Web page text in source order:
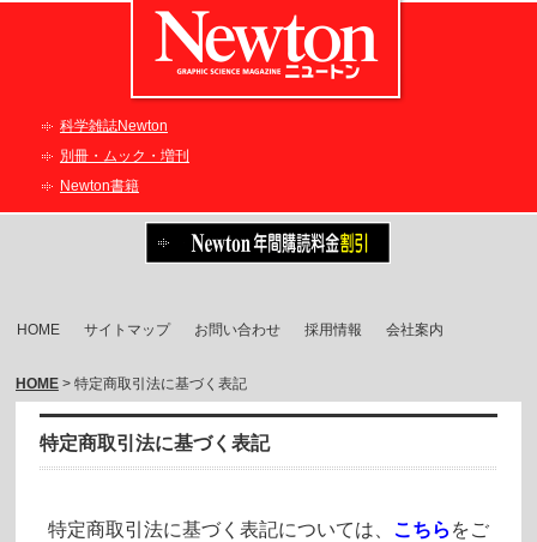
科学雑誌Newton
別冊・ムック・増刊
Newton書籍
HOME サイトマップ お問い合わせ 採用情報 会社案内
HOME> 特定商取引法に基づく表記
特定商取引法に基づく表記
特定商取引法に基づく表記については、 こちら をご